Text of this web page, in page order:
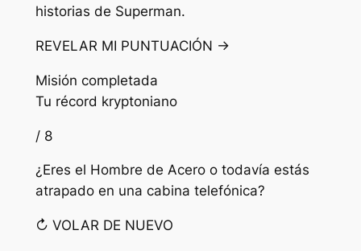
historias de Superman.
REVELAR MI PUNTUACIÓN →
Misión completada
Tu récord kryptoniano
/ 8
¿Eres el Hombre de Acero o todavía estás
atrapado en una cabina telefónica?
↻ VOLAR DE NUEVO